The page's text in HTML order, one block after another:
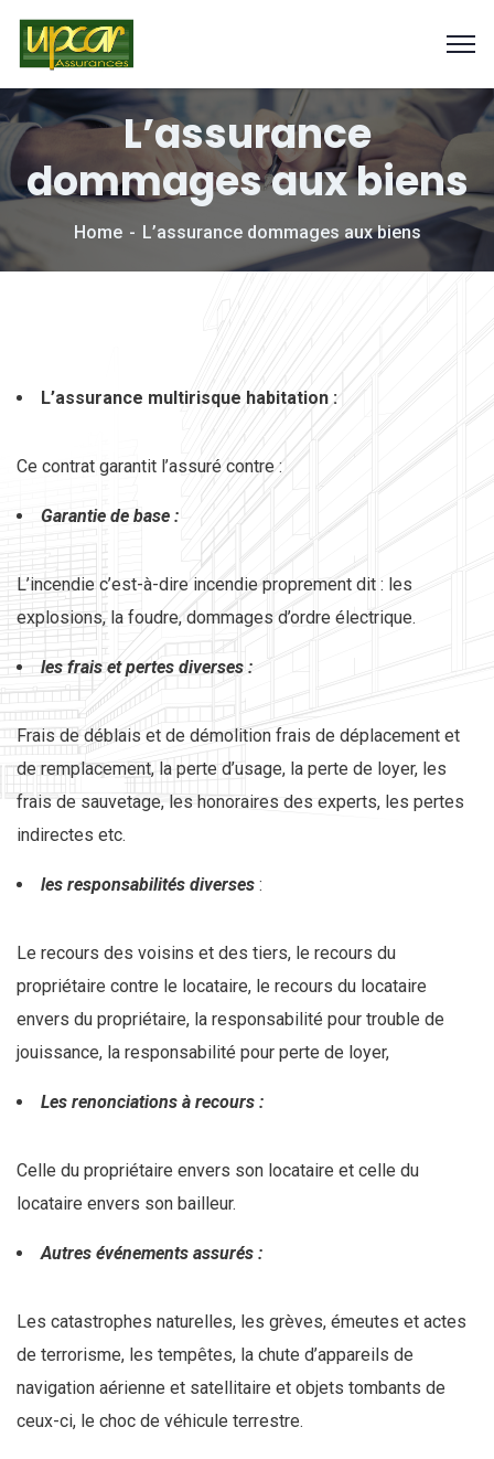
L’assurance
dommages aux biens
Home L’assurance dommages aux biens
L’assurance multirisque habitation :
Ce contrat garantit l’assuré contre :
Garantie de base :
L’incendie c’est-à-dire incendie proprement dit : les
explosions, la foudre, dommages d’ordre électrique.
les frais et pertes diverses :
Frais de déblais et de démolition frais de déplacement et
de remplacement, la perte d’usage, la perte de loyer, les
frais de sauvetage, les honoraires des experts, les pertes
indirectes etc.
les responsabilités diverses :
Le recours des voisins et des tiers, le recours du
propriétaire contre le locataire, le recours du locataire
envers du propriétaire, la responsabilité pour trouble de
jouissance, la responsabilité pour perte de loyer,
Les renonciations à recours :
Celle du propriétaire envers son locataire et celle du
locataire envers son bailleur.
Autres événements assurés :
Les catastrophes naturelles, les grèves, émeutes et actes
de terrorisme, les tempêtes, la chute d’appareils de
navigation aérienne et satellitaire et objets tombants de
ceux-ci, le choc de véhicule terrestre.